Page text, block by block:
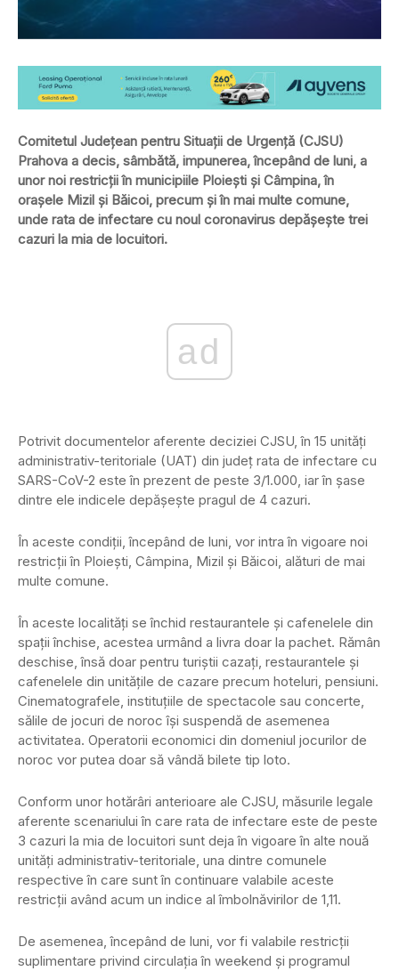
Comitetul Judeţean pentru Situaţii de Urgenţă (CJSU)
Prahova a decis, sâmbătă, impunerea, începând de luni, a
unor noi restricţii în municipiile Ploieşti şi Câmpina, în
orașele Mizil și Băicoi, precum și în mai multe comune,
unde rata de infectare cu noul coronavirus depăşeşte trei
cazuri la mia de locuitori.
ad
Potrivit documentelor aferente deciziei CJSU, în 15 unităţi
administrativ-teritoriale (UAT) din judeţ rata de infectare cu
SARS-CoV-2 este în prezent de peste 3/1.000, iar în şase
dintre ele indicele depăşeşte pragul de 4 cazuri.
În aceste condiţii, începând de luni, vor intra în vigoare noi
restricţii în Ploieşti, Câmpina, Mizil şi Băicoi, alături de mai
multe comune.
În aceste localităţi se închid restaurantele şi cafenelele din
spaţii închise, acestea urmând a livra doar la pachet. Rămân
deschise, însă doar pentru turiştii cazaţi, restaurantele şi
cafenelele din unităţile de cazare precum hoteluri, pensiuni.
Cinematografele, instituţiile de spectacole sau concerte,
sălile de jocuri de noroc îşi suspendă de asemenea
activitatea. Operatorii economici din domeniul jocurilor de
noroc vor putea doar să vândă bilete tip loto.
Conform unor hotărâri anterioare ale CJSU, măsurile legale
aferente scenariului în care rata de infectare este de peste
3 cazuri la mia de locuitori sunt deja în vigoare în alte nouă
unităţi administrativ-teritoriale, una dintre comunele
respective în care sunt în continuare valabile aceste
restricţii având acum un indice al îmbolnăvirilor de 1,11.
De asemenea, începând de luni, vor fi valabile restricţii
suplimentare privind circulaţia în weekend şi programul